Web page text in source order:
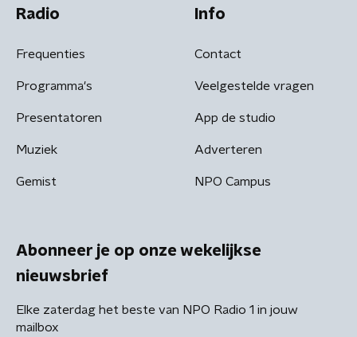
Radio
Frequenties
Programma's
Presentatoren
Muziek
Gemist
Info
Contact
Veelgestelde vragen
App de studio
Adverteren
NPO Campus
Abonneer je op onze wekelijkse
nieuwsbrief
Elke zaterdag het beste van NPO Radio 1 in jouw
mailbox